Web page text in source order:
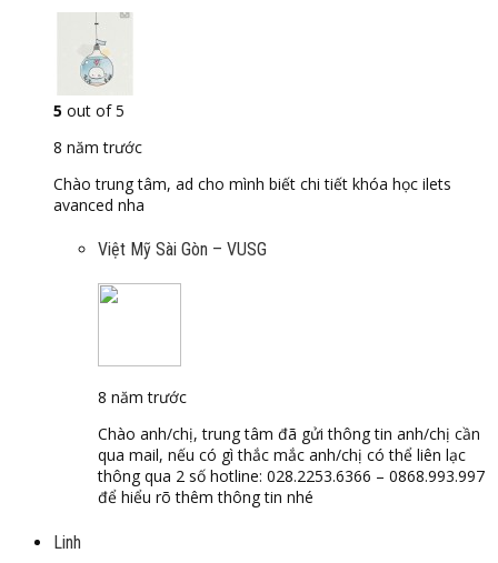
5 out of 5
8 năm trước
Chào trung tâm, ad cho mình biết chi tiết khóa học ilets
avanced nha
Việt Mỹ Sài Gòn – VUSG
8 năm trước
Chào anh/chị, trung tâm đã gửi thông tin anh/chị cần
qua mail, nếu có gì thắc mắc anh/chị có thể liên lạc
thông qua 2 số hotline: 028.2253.6366 – 0868.993.997
để hiểu rõ thêm thông tin nhé
Linh